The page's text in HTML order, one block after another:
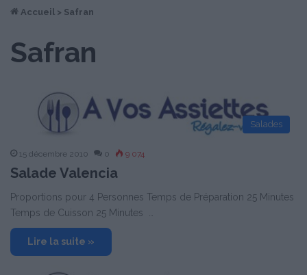
Accueil > Safran
Safran
Salades
15 décembre 2010 0 9 074
Salade Valencia
Proportions pour 4 Personnes Temps de Préparation 25 Minutes
Temps de Cuisson 25 Minutes …
Lire la suite »